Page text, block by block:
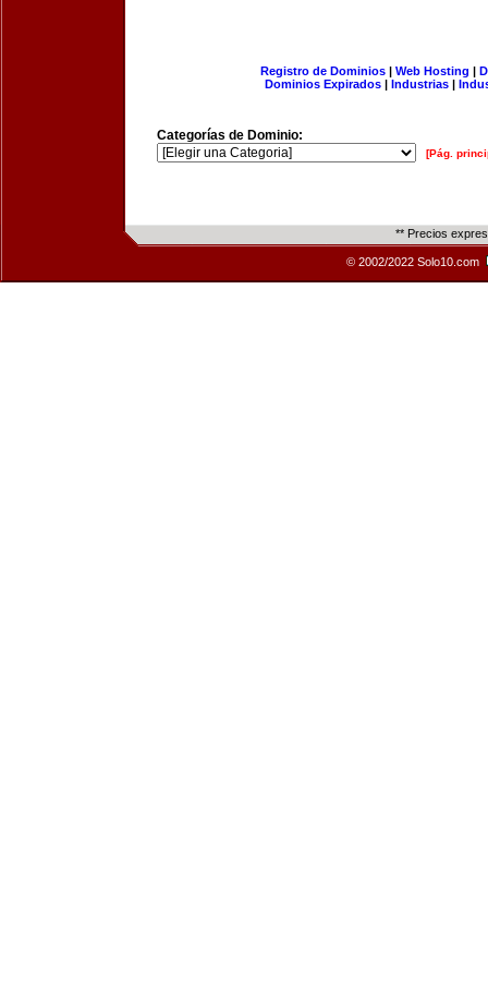
Registro de Dominios| Web Hosting |
Dominios Expirados | Industrias |
Categorías de Dominio:
[Pág.
** Precios
© 2002/2022 Solo10.com